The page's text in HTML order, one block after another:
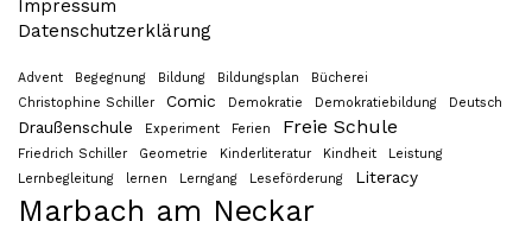
Impressum
Datenschutzerklärung
Advent Begegnung Bildung Bildungsplan
Bücherei
Christophine Schiller
Comic Demokratie Demokratiebildung Deutsch
Draußenschule Experiment Ferien Freie Schule
Friedrich Schiller Geometrie Kinderliteratur Kindheit
Leistung
Lernbegleitung
lernen Lerngang Leseförderung Literacy
Marbach am Neckar